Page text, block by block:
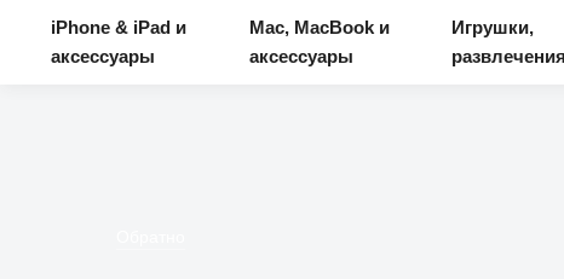
iPhone & iPad и
аксессуары
Mac, MacBook и
аксессуары
Игрушки,
развлечения